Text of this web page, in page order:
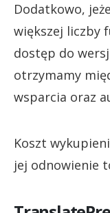
Dodatkowo,
większej liczby
dostęp do
otrzymamy
wsparcia oraz
Koszt
jej odnowienie